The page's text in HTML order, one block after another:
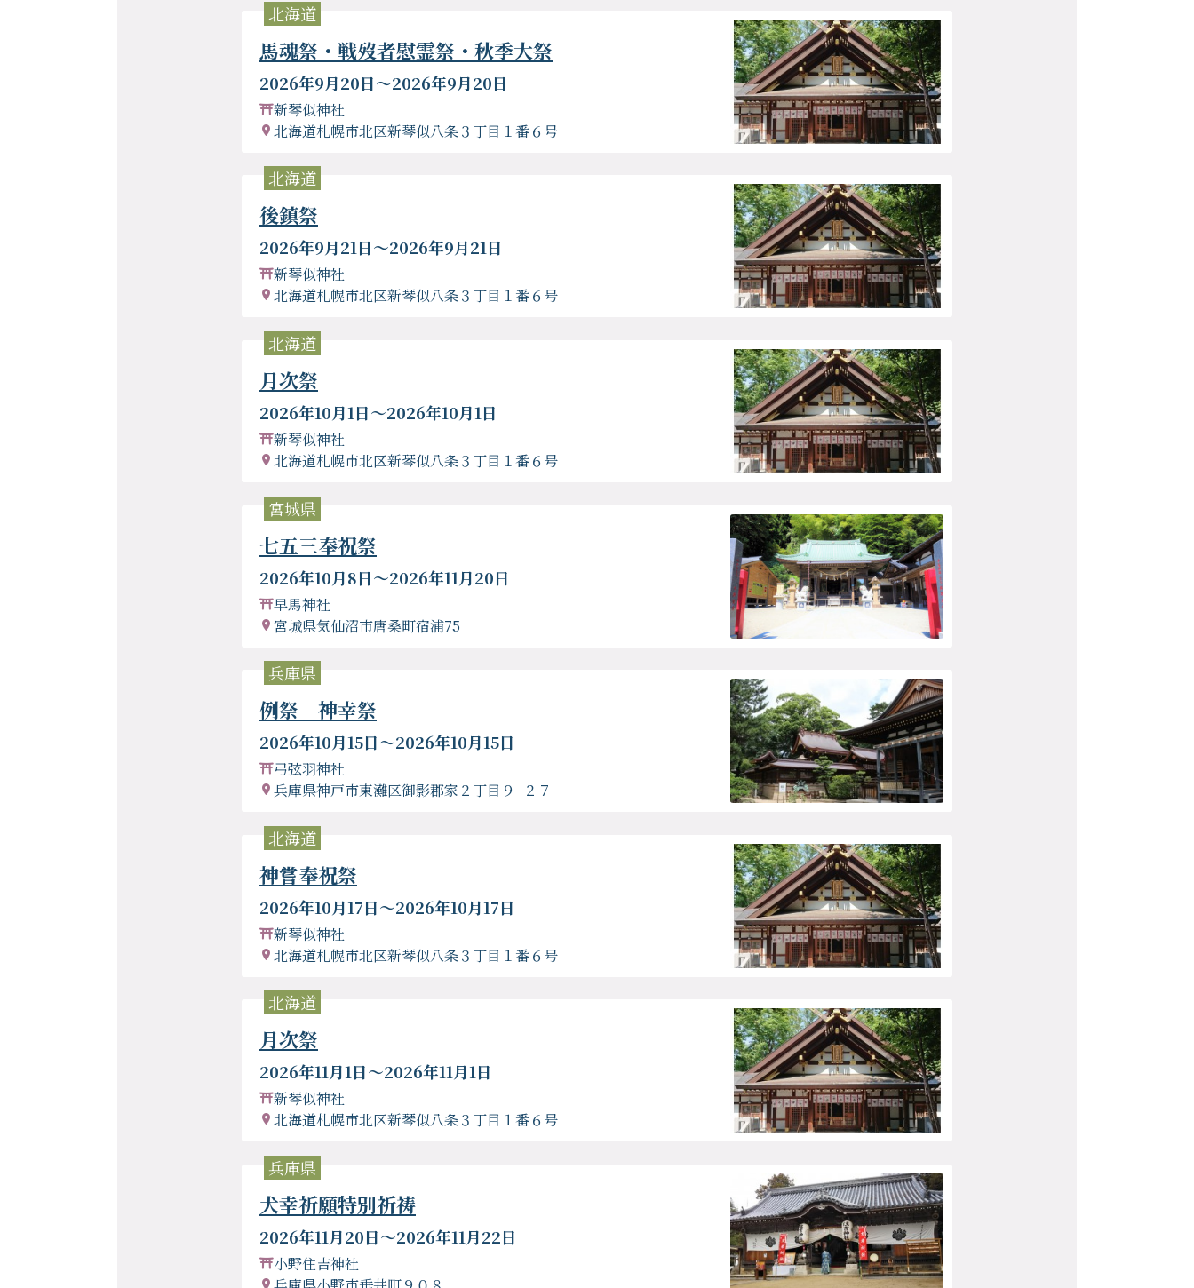
北海道
馬魂祭・戦歿者慰霊祭・秋季大祭
2026年9月20日〜2026年9月20日
新琴似神社
北海道札幌市北区新琴似八条３丁目１番６号
北海道
後鎮祭
2026年9月21日〜2026年9月21日
新琴似神社
北海道札幌市北区新琴似八条３丁目１番６号
北海道
月次祭
2026年10月1日〜2026年10月1日
新琴似神社
北海道札幌市北区新琴似八条３丁目１番６号
宮城県
七五三奉祝祭
2026年10月8日〜2026年11月20日
早馬神社
宮城県気仙沼市唐桑町宿浦75
兵庫県
例祭 神幸祭
2026年10月15日〜2026年10月15日
弓弦羽神社
兵庫県神戸市東灘区御影郡家２丁目９−２７
北海道
神嘗奉祝祭
2026年10月17日〜2026年10月17日
新琴似神社
北海道札幌市北区新琴似八条３丁目１番６号
北海道
月次祭
2026年11月1日〜2026年11月1日
新琴似神社
北海道札幌市北区新琴似八条３丁目１番６号
兵庫県
犬幸祈願特別祈祷
2026年11月20日〜2026年11月22日
小野住吉神社